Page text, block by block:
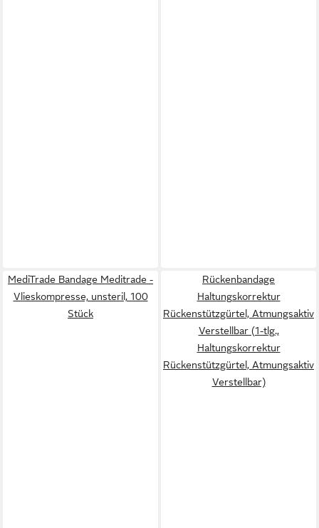
MediTrade Bandage Meditrade -
Vlieskompresse, unsteril, 100
Stück
Rückenbandage
Haltungskorrektur
Rückenstützgürtel, Atmungsaktiv
Verstellbar (1-tlg.,
Haltungskorrektur
Rückenstützgürtel, Atmungsaktiv
Verstellbar)